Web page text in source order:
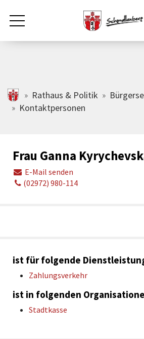
Zum Hauptinhalt springen
Rathaus & Politik
Tourismus
Freizeit & Kultur
schmallenberg.de
Rathaus & Politik
Kontaktpersonen
Frau Ganna
E-Mail senden
(02972) 980-114
ist für folgende
Zahlungsverkehr
ist in folgenden
Stadtkasse